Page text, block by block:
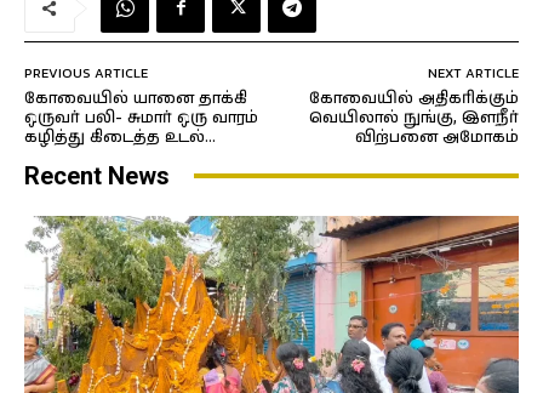
PREVIOUS ARTICLE
கோவையில் யானை தாக்கி
ஒருவர் பலி- சுமார் ஒரு வாரம்
கழித்து கிடைத்த உடல்…
NEXT ARTICLE
கோவையில் அதிகரிக்கும்
வெயிலால் நுங்கு, இளநீர்
விற்பனை அமோகம்
Recent News